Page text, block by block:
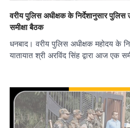
वरीय पुलिस अधीक्षक के निर्देशानुसार पुलिस
समीक्षा बैठक
धनबाद। वरीय पुलिस अधीक्षक महोदय के
यातायात श्री अरविंद सिंह द्वारा आज एक